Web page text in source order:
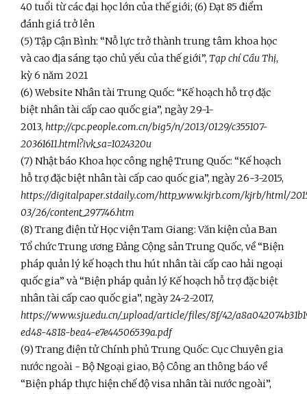
40 tuổi từ các đại học lớn của thế giới; (6) Đạt 85 điểm
đánh giá trở lên
(5) Tập Cận Bình: “Nỗ lực trở thành trung tâm khoa học
và cao địa sáng tạo chủ yếu của thế giới”, Tạp chí Cầu Thị,
kỳ 6 năm 2021
(6) Website Nhân tài Trung Quốc: “Kế hoạch hỗ trợ đặc
biệt nhân tài cấp cao quốc gia”, ngày 29-1-
2013, http://cpc.people.com.cn/big5/n/2013/0129/c355107-
20361611.html?ivk_sa=1024320u
(7) Nhật báo Khoa học công nghệ Trung Quốc: “Kế hoạch
hỗ trợ đặc biệt nhân tài cấp cao quốc gia”, ngày 26-3-2015,
https://digitalpaper.stdaily.com/http_www.kjrb.com/kjrb/html/
03/26/content_297746.htm
(8) Trang điện tử Học viện Tam Giang: Văn kiện của Ban
Tổ chức Trung ương Đảng Cộng sản Trung Quốc, về “Biện
pháp quản lý kế hoạch thu hút nhân tài cấp cao hải ngoại
quốc gia” và “Biện pháp quản lý Kế hoạch hỗ trợ đặc biệt
nhân tài cấp cao quốc gia”, ngày 24-2-2017,
https://www.sju.edu.cn/_upload/article/files/8f/42/
ed48-4818-bea4-e7e44506539a.pdf
(9) Trang điện tử Chính phủ Trung Quốc: Cục Chuyên gia
nước ngoài - Bộ Ngoại giao, Bộ Công an thông báo về
“Biện pháp thực hiện chế độ visa nhân tài nước ngoài”,